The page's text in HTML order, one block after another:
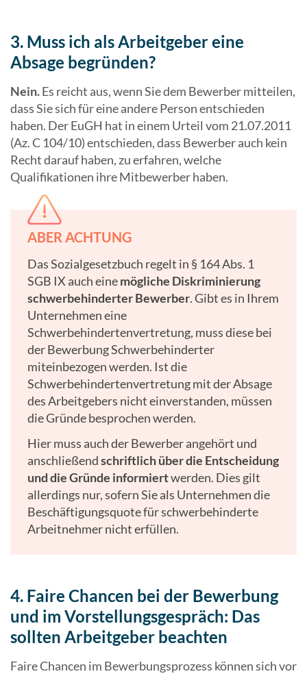
3. Muss ich als Arbeitgeber eine
Absage begründen?
Nein.Es reicht aus, wenn Sie dem Bewerber mitteilen,
dass Sie sich für eine andere Person entschieden
haben. Der EuGH hat in einem Urteil vom 21.07.2011
(Az. C 104/10) entschieden, dass Bewerber auch kein
Recht darauf haben, zu erfahren, welche
Qualifikationen ihre Mitbewerber haben.
ABER ACHTUNG
Das Sozialgesetzbuch regelt in § 164 Abs. 1
SGB IX auch einemögliche Diskriminierung
schwerbehinderter Bewerber. Gibt es in Ihrem
Unternehmen eine
Schwerbehindertenvertretung, muss diese bei
der Bewerbung Schwerbehinderter
miteinbezogen werden. Ist die
Schwerbehindertenvertretung mit der Absage
des Arbeitgebers nicht einverstanden, müssen
die Gründe besprochen werden.
Hier muss auch der Bewerber angehört und
anschließendschriftlich über die Entscheidung
und die Gründe informiertwerden. Dies gilt
allerdings nur, sofern Sie als Unternehmen die
Beschäftigungsquote für schwerbehinderte
Arbeitnehmer nicht erfüllen.
4. Faire Chancen bei der Bewerbung
und im Vorstellungsgespräch: Das
sollten Arbeitgeber beachten
Faire Chancen im Bewerbungsprozess können sich vor